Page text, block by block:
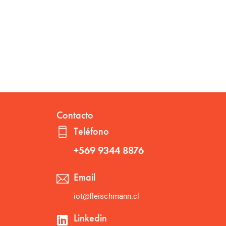
Contacto
Teléfono
+569 9344 8876
Email
iot@fleischmann.cl
Linkedin